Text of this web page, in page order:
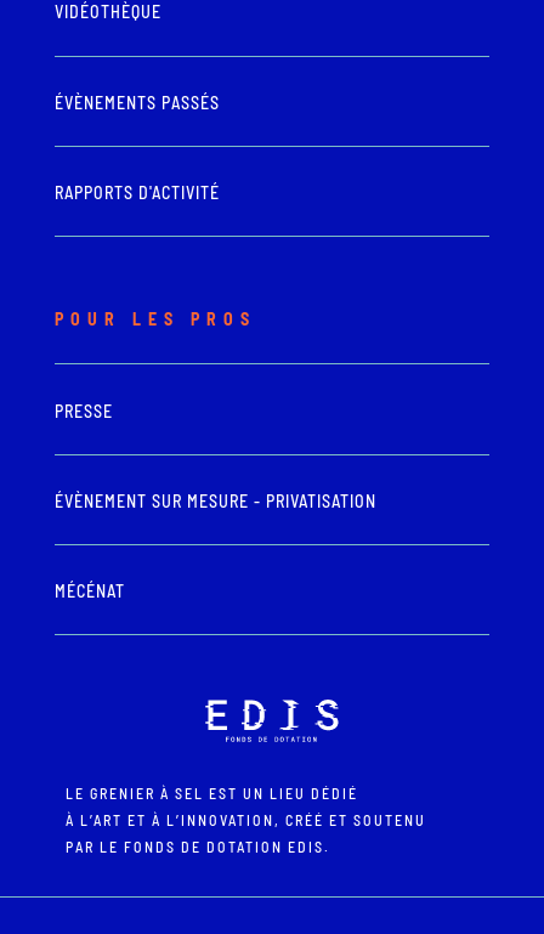
VIDÉOTHÈQUE
ÉVÈNEMENTS PASSÉS
RAPPORTS D'ACTIVITÉ
POUR LES PROS
PRESSE
ÉVÈNEMENT SUR MESURE - PRIVATISATION
MÉCÉNAT
LE GRENIER À SEL EST UN LIEU DÉDIÉ
À L’ART ET À L’INNOVATION, CRÉÉ ET SOUTENU
PAR LE FONDS DE DOTATION EDIS.